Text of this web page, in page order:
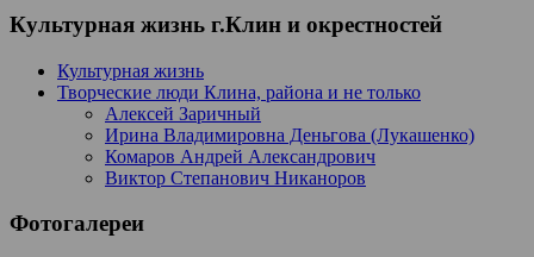
Культурная жизнь г.Клин и окрестностей
Культурная жизнь
Творческие люди Клина, района и не только
Алексей Заричный
Ирина Владимировна Деньгова (Лукашенко)
Комаров Андрей Александрович
Виктор Степанович Никаноров
Фотогалереи